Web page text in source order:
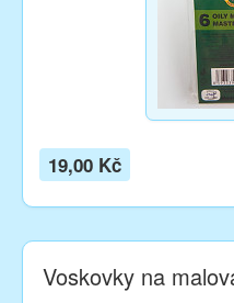
19,00 Kč
Voskovky na